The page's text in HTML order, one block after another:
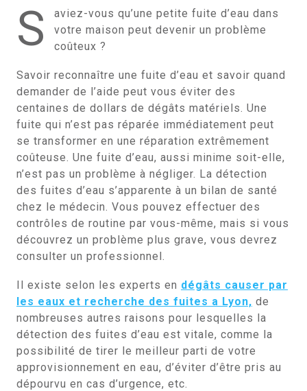
S
aviez-vous qu’une petite fuite d’eau dans
votre maison peut devenir un problème
coûteux ?
Savoir reconnaître une fuite d’eau et savoir quand
demander de l’aide peut vous éviter des
centaines de dollars de dégâts matériels. Une
fuite qui n’est pas réparée immédiatement peut
se transformer en une réparation extrêmement
coûteuse. Une fuite d’eau, aussi minime soit-elle,
n’est pas un problème à négliger. La détection
des fuites d’eau s’apparente à un bilan de santé
chez le médecin. Vous pouvez effectuer des
contrôles de routine par vous-même, mais si vous
découvrez un problème plus grave, vous devrez
consulter un professionnel.
Il existe selon les experts en dégâts causer par
les eaux et recherche des fuites a Lyon, de
nombreuses autres raisons pour lesquelles la
détection des fuites d’eau est vitale, comme la
possibilité de tirer le meilleur parti de votre
approvisionnement en eau, d’éviter d’être pris au
dépourvu en cas d’urgence, etc.